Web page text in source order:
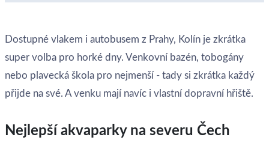
Dostupné vlakem i autobusem z Prahy, Kolín je zkrátka
super volba pro horké dny. Venkovní bazén, tobogány
nebo plavecká škola pro nejmenší - tady si zkrátka každý
přijde na své. A venku mají navíc i vlastní dopravní hřiště.
Nejlepší akvaparky na severu Čech